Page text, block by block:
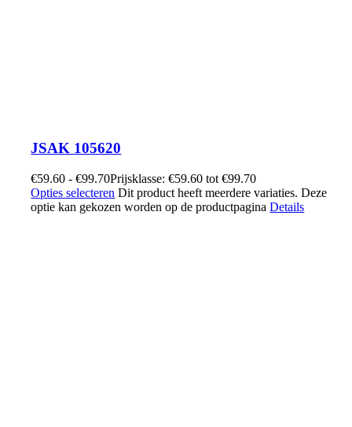
JSAK 105620
€59.60 - €99.70Prijsklasse: €59.60 tot €99.70
Opties selecteren Dit product heeft meerdere variaties. Deze
optie kan gekozen worden op de productpaginaDetails